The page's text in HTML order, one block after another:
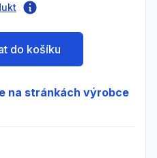
do košíku
na stránkách výrobce